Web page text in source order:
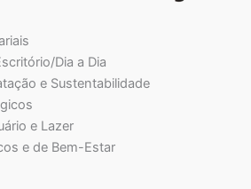
Dia a Dia
e Sustentabilidade
e Lazer
e de Bem-Estar